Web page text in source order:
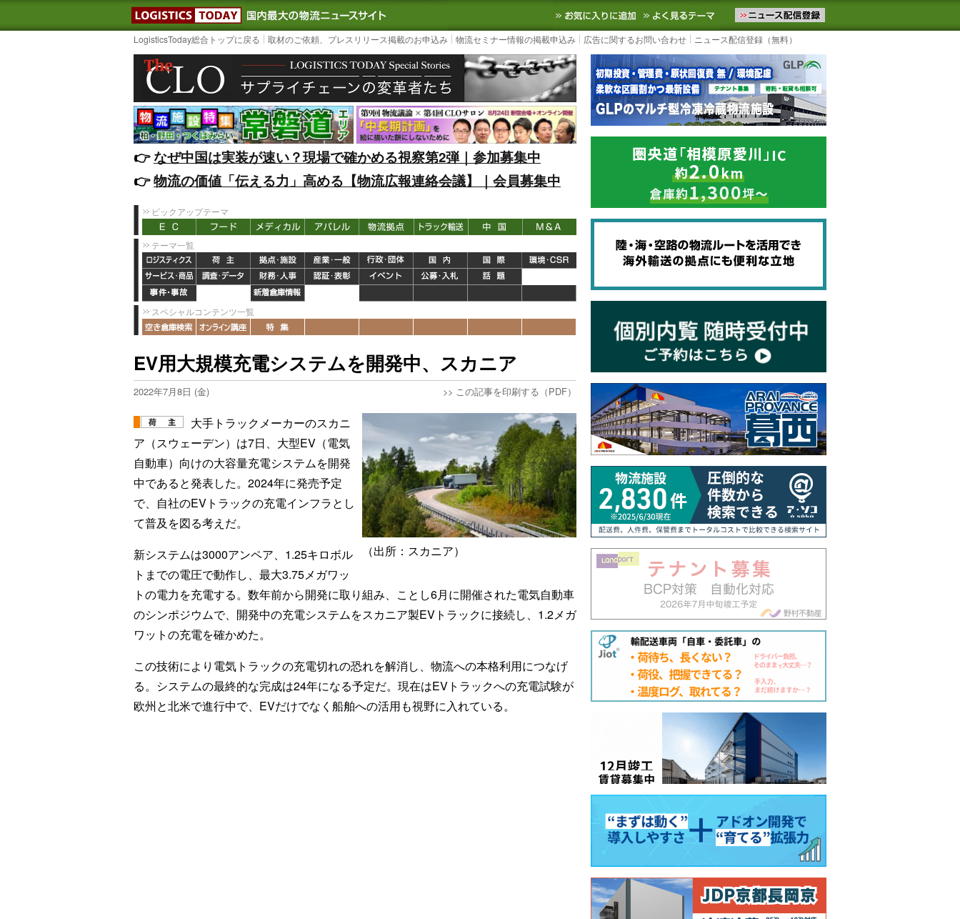
LOGISTICS TODAY｜国内最大の物流ニュースサイト3PL, SCMなど国内外の最新の物流ニュースをお届けします。物流ニュースメール配信を登録す
お気に入りに追加 よく見るテーマ
LogisticsToday総合トップに戻る 取材のご依頼、プレスリリース掲載のお申込み 物流セミナー情報の掲載申込み 広告に関するお問い合わせ ニュース配信登録（無料）
👉️なぜ中国は実装が速い？現場で確かめる視察第2弾｜参加募集中
👉️物流の価値「伝える力」高める【物流広報連絡会議】｜会員募集中
ピックアップテーマ
テーマ一覧
スペシャルコンテンツ一覧
EV用大規模充電システムを開発中、スカニア
2022年7月8日 (金) >> この記事を印刷する（PDF）
（出所：スカニア）
大手トラックメーカーのスカニ
ア（スウェーデン）は7日、大型EV（電気
自動車）向けの大容量充電システムを開発
中であると発表した。2024年に発売予定
で、自社のEVトラックの充電インフラとし
て普及を図る考えだ。
新システムは3000アンペア、1.25キロボル
トまでの電圧で動作し、最大3.75メガワッ
トの電力を充電する。数年前から開発に取り組み、ことし6月に開催された電気自動車
のシンポジウムで、開発中の充電システムをスカニア製EVトラックに接続し、1.2メガ
ワットの充電を確かめた。
この技術により電気トラックの充電切れの恐れを解消し、物流への本格利用につなげ
る。システムの最終的な完成は24年になる予定だ。現在はEVトラックへの充電試験が
欧州と北米で進行中で、EVだけでなく船舶への活用も視野に入れている。